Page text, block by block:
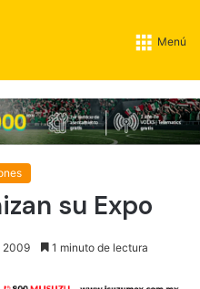
Menú
su Expo
2009 1 minuto de lectura